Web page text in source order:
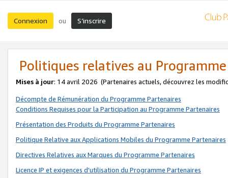
Connexion ou S’inscrire
Politiques relatives au
Mises à jour: 14 avril 2026 (Partenaires actuels, découvrez les
Décompte de Rémunération du Programme Partenaires
Conditions Requises pour la Participation au Programme Partenaires
Présentation des Produits du Programme Partenaires
Politique Relative aux Applications Mobiles du Programme Partenaires
Directives Relatives aux Marques du Programme Partenaires
Licence IP et exigences d'utilisation du Programme Partenaires